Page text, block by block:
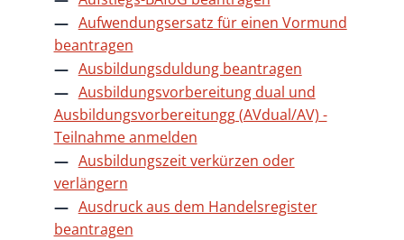
Aufwendungsersatz für einen Vormund
beantragen
Ausbildungsduldung beantragen
Ausbildungsvorbereitung dual und
Ausbildungsvorbereitungg (AVdual/AV) -
Teilnahme anmelden
Ausbildungszeit verkürzen oder
verlängern
Ausdruck aus dem Handelsregister
beantragen